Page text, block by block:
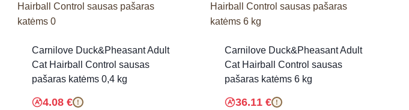
Carnilove Duck&Pheasant Adult
Cat Hairball Control sausas
pašaras katėms 0,4 kg
4.08 € !
Carnilove Duck&Pheasant Adult
Cat Hairball Control sausas
pašaras katėms 6 kg
36.11 € !